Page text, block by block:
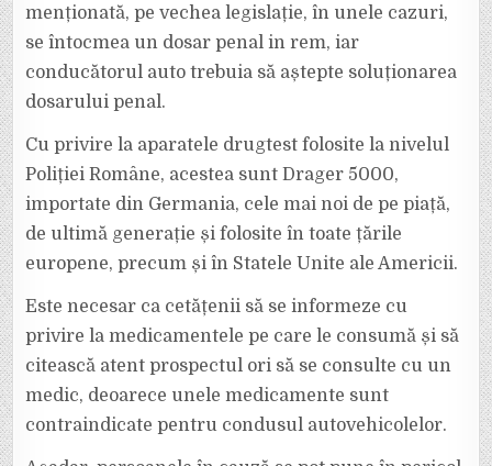
menționată, pe vechea legislație, în unele cazuri,
se întocmea un dosar penal in rem, iar
conducătorul auto trebuia să aștepte soluționarea
dosarului penal.
Cu privire la aparatele drugtest folosite la nivelul
Poliției Române, acestea sunt Drager 5000,
importate din Germania, cele mai noi de pe piață,
de ultimă generație și folosite în toate țările
europene, precum și în Statele Unite ale Americii.
Este necesar ca cetățenii să se informeze cu
privire la medicamentele pe care le consumă și să
citească atent prospectul ori să se consulte cu un
medic, deoarece unele medicamente sunt
contraindicate pentru condusul autovehicolelor.